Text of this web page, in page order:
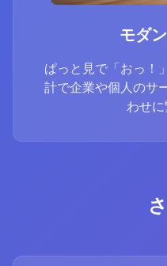
モダ
ぱっと見で「おっ！
計で企業や個人のサ
わせに